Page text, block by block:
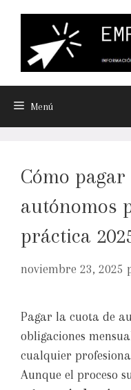
Menú
Cómo
autónomos
práctica
noviembre 23, 2025
Pagar la cuota de
obligaciones
cualquier
Aunque el proceso